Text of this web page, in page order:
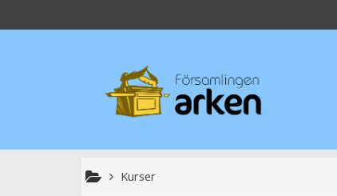
Kurser